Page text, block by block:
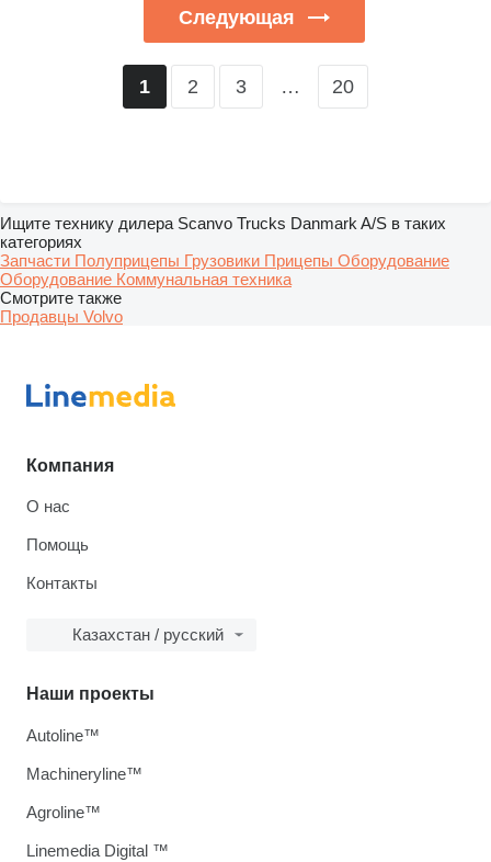
Следующая
1 2 3 … 20
Ищите технику дилера Scanvo Trucks Danmark A/S в таких
категориях
Запчасти Полуприцепы Грузовики Прицепы Оборудование
Оборудование Коммунальная техника
Смотрите также
Продавцы Volvo
Компания
О нас
Помощь
Контакты
Казахстан / русский
Наши проекты
Autoline™
Machineryline™
Agroline™
Linemedia Digital ™